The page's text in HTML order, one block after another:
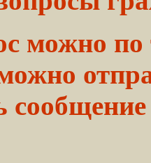
можно